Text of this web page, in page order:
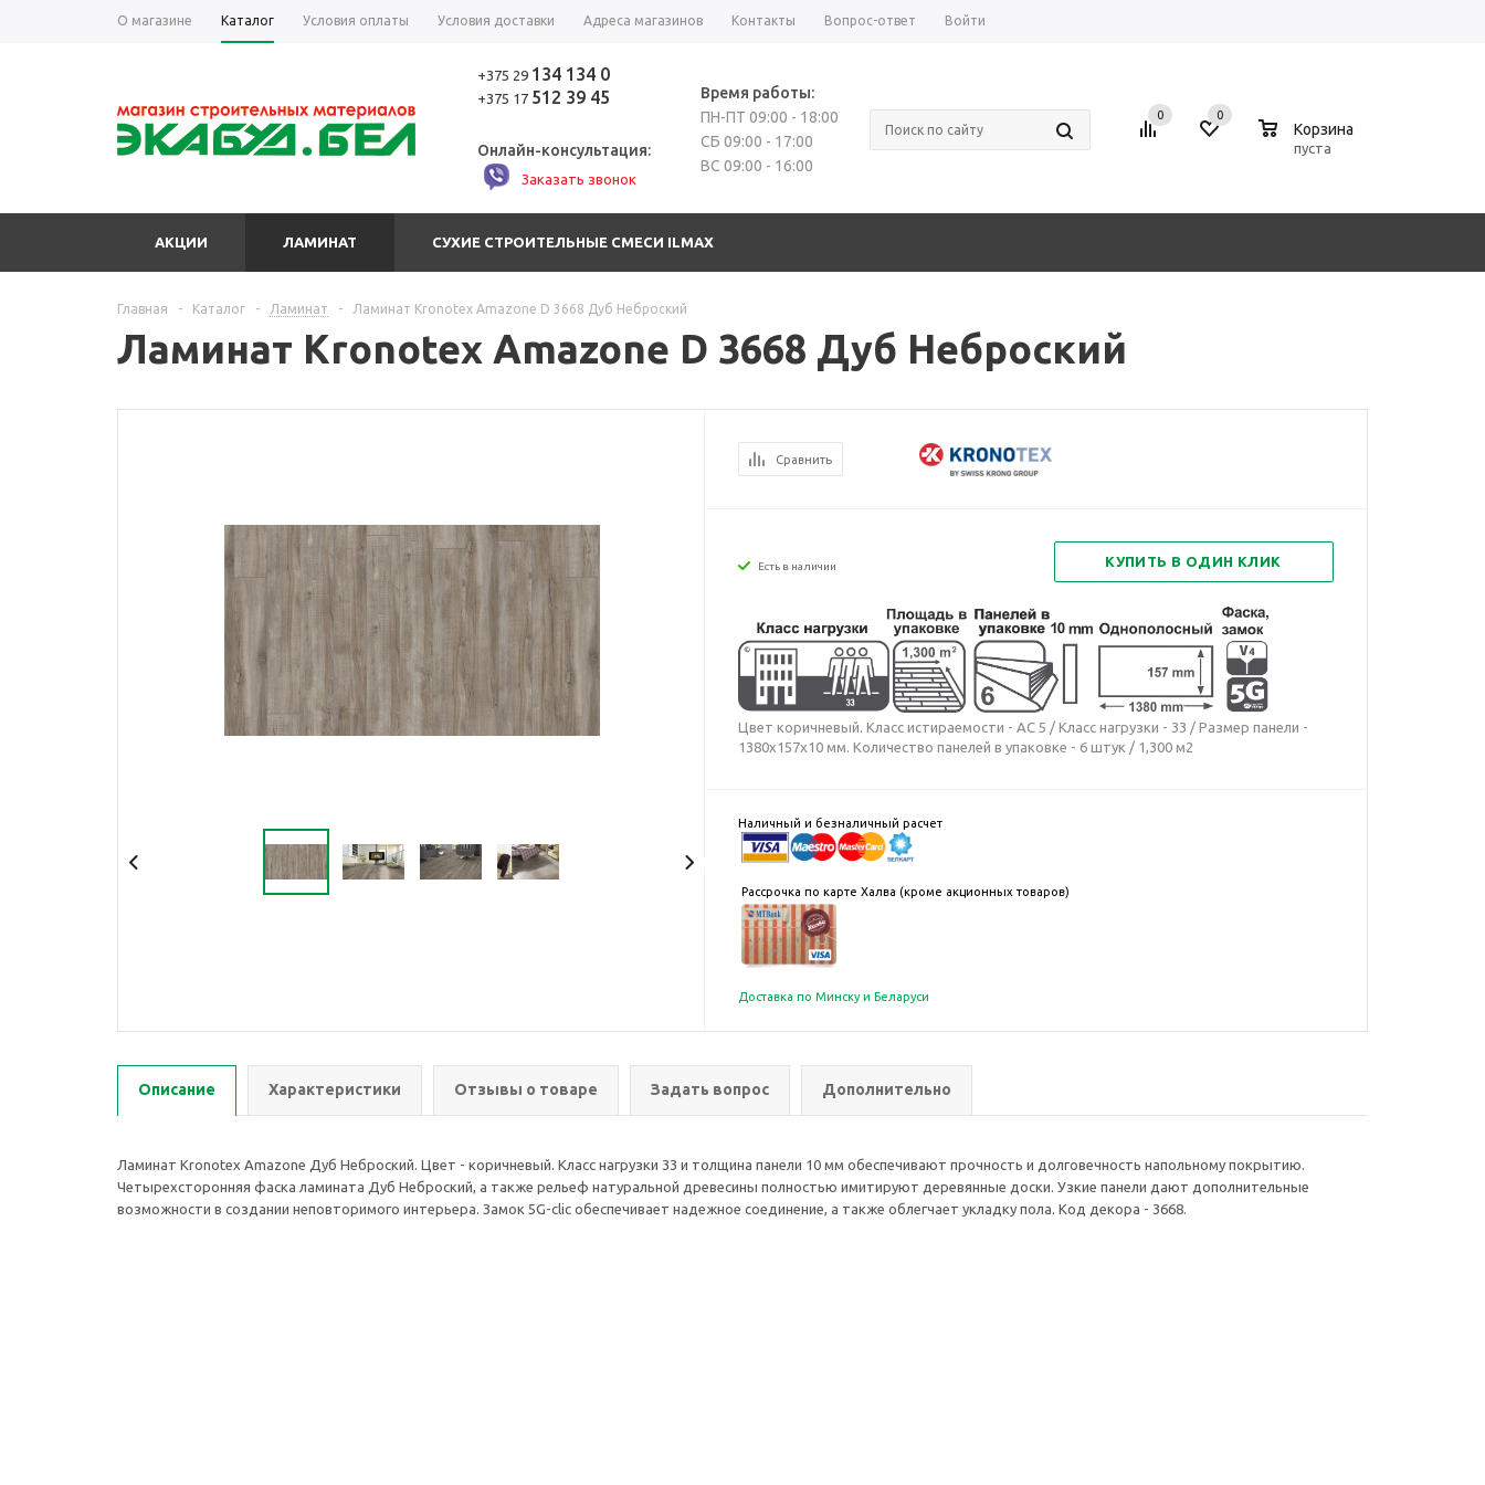
О магазине Каталог Условия оплаты Условия доставки Адреса магазинов Контакты Вопрос-ответ Войти
+375 29 134 134 0
+375 17 512 39 45
Онлайн-консультация:
Заказать звонок
Время работы:
ПН-ПТ 09:00 - 18:00
СБ 09:00 - 17:00
ВС 09:00 - 16:00
0 0
Корзина
пуста
АКЦИИ ЛАМИНАТ СУХИЕ СТРОИТЕЛЬНЫЕ СМЕСИ ILMAX
Главная - Каталог - Ламинат - Ламинат Kronotex Amazone D 3668 Дуб Неброский
Ламинат Kronotex Amazone D 3668 Дуб Неброский
Сравнить
Есть в наличии КУПИТЬ В ОДИН КЛИК
Цвет коричневый. Класс истираемости - АС 5 / Класс нагрузки - 33 / Размер панели -
1380x157x10 мм. Количество панелей в упаковке - 6 штук / 1,300 м2
Наличный и безналичный расчет
Рассрочка по карте Халва (кроме акционных товаров)
Доставка по Минску и Беларуси
Описание Характеристики Отзывы о товаре Задать вопрос Дополнительно
Ламинат Kronotex Amazone Дуб Неброский. Цвет - коричневый. Класс нагрузки 33 и толщина панели 10 мм обеспечивают прочность и долговечность напольному покрытию.
Четырехсторонняя фаска ламината Дуб Неброский, а также рельеф натуральной древесины полностью имитируют деревянные доски. Узкие панели дают дополнительные
возможности в создании неповторимого интерьера. Замок 5G-clic обеспечивает надежное соединение, а также облегчает укладку пола. Код декора - 3668.